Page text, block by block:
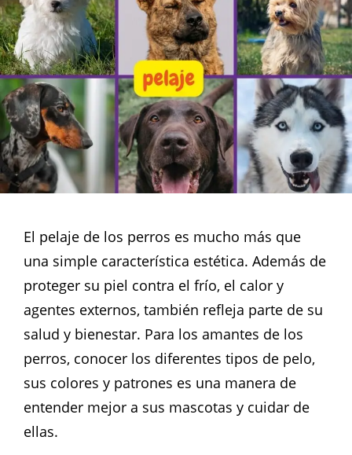
El pelaje de los perros es mucho más que
una simple característica estética. Además de
proteger su piel contra el frío, el calor y
agentes externos, también refleja parte de su
salud y bienestar. Para los amantes de los
perros, conocer los diferentes tipos de pelo,
sus colores y patrones es una manera de
entender mejor a sus mascotas y cuidar de
ellas.